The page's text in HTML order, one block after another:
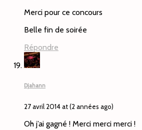
Merci pour ce concours
Belle fin de soirée
Répondre
Djahann
27 avril 2014 at (2 années ago)
Oh j’ai gagné ! Merci merci merci !